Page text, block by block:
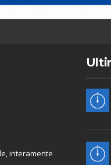
interamente